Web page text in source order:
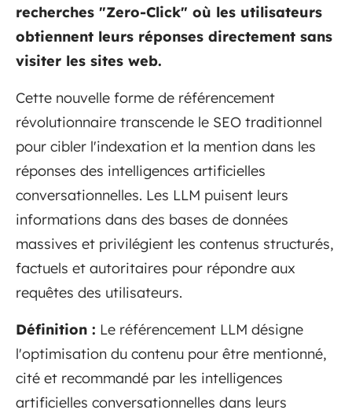
recherches "Zero-Click" où les utilisateurs
obtiennent leurs réponses directement sans
visiter les sites web.
Cette nouvelle forme de référencement
révolutionnaire transcende le SEO traditionnel
pour cibler l'indexation et la mention dans les
réponses des intelligences artificielles
conversationnelles. Les LLM puisent leurs
informations dans des bases de données
massives et privilégient les contenus structurés,
factuels et autoritaires pour répondre aux
requêtes des utilisateurs.
Définition : Le référencement LLM désigne
l'optimisation du contenu pour être mentionné,
cité et recommandé par les intelligences
artificielles conversationnelles dans leurs